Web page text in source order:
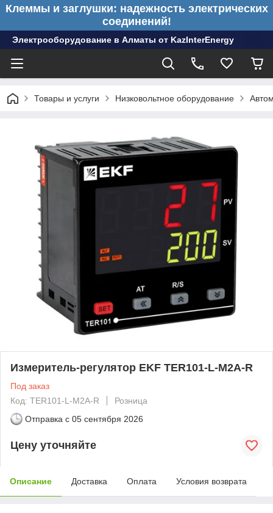
Клеммы и заглушки: надежность электрических
соединений!
Электрооборудование в Алматы от KazInterEnergy
Товары и услуги Низковольтное оборудование
Измеритель-регулятор EKF TER101-L-M2A-R
Под заказ
Код: TER101-L-M2A-R
Розница
Отправка с 05 сентября 2026
Цену уточняйте
Описание Доставка Оплата Условия возврата